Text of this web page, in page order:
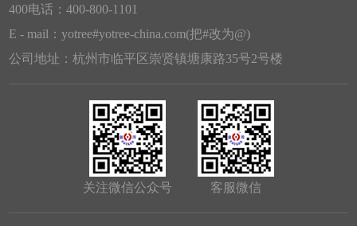
400电话：400-800-1101
E - mail：yotree#yotree-china.com(把#改为@)
公司地址：杭州市临平区崇贤镇塘康路35号2号楼
关注微信公众号 客服微信